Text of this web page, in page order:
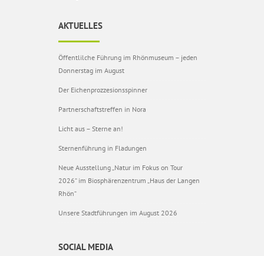
AKTUELLES
Öffentlilche Führung im Rhönmuseum – jeden
Donnerstag im August
Der Eichenprozzesionsspinner
Partnerschaftstreffen in Nora
Licht aus – Sterne an!
Sternenführung in Fladungen
Neue Ausstellung „Natur im Fokus on Tour
2026“ im Biosphärenzentrum „Haus der Langen
Rhön“
Unsere Stadtführungen im August 2026
SOCIAL MEDIA